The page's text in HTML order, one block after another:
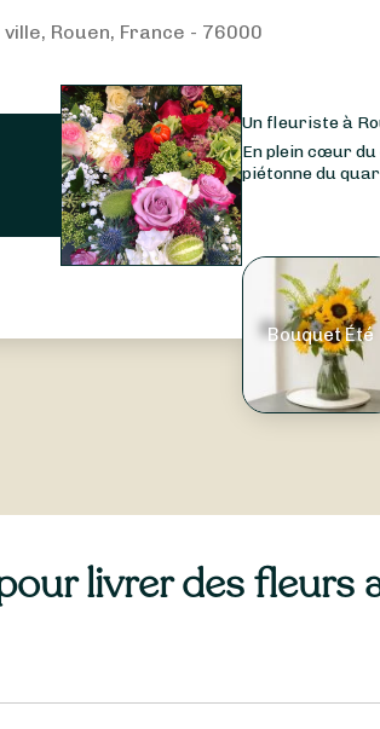
Rouen, France - 76000
Un fleuriste à
En plein cœur
piétonne du
Bouquet Été
livrer des fleurs